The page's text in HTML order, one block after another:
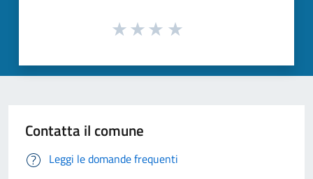
Contatta il comune
Leggi le domande frequenti